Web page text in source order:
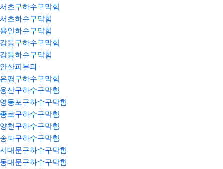
서초구하수구막힘
서초하수구막힘
용인하수구막힘
강동구하수구막힘
강동하수구막힘
안산피부과
은평구하수구막힘
용산구하수구막힘
영등포구하수구막힘
종로구하수구막힘
양천구하수구막힘
송파구하수구막힘
서대문구하수구막힘
동대문구하수구막힘